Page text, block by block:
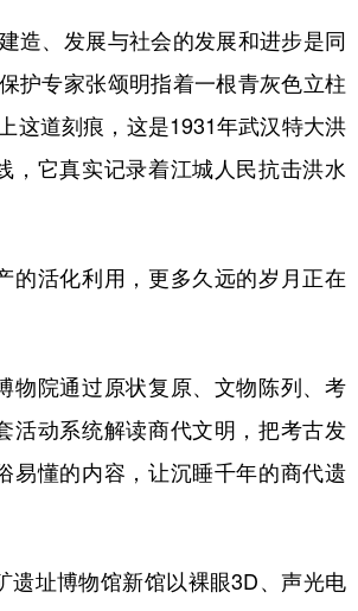
、发展与社会的发展和进步是同
护专家张颂明指着一根青灰色立柱
这道刻痕，这是1931年武汉特大洪
，它真实记录着江城人民抗击洪水
活化利用，更多久远的岁月正在
院通过原状复原、文物陈列、考
活动系统解读商代文明，把考古发
易懂的内容，让沉睡千年的商代遗
址博物馆新馆以裸眼3D、声光电